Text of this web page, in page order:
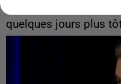
quelques jours plus